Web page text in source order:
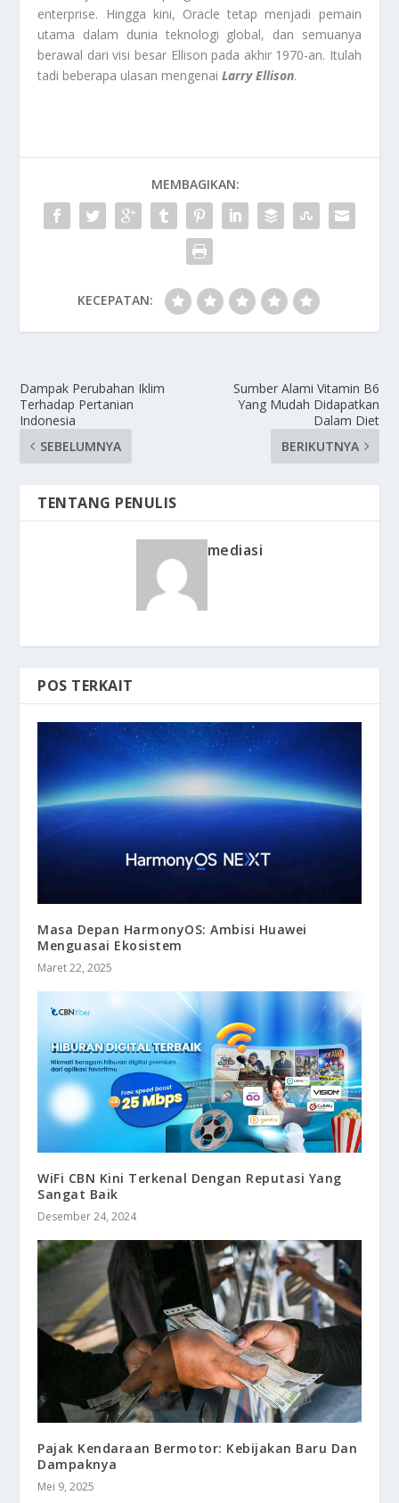
enterprise. Hingga kini, Oracle tetap menjadi pemain
utama dalam dunia teknologi global, dan semuanya
berawal dari visi besar Ellison pada akhir 1970-an. Itulah
tadi beberapa ulasan mengenaiLarry Ellison.
MEMBAGIKAN:
KECEPATAN:
Dampak Perubahan Iklim
Terhadap Pertanian
Indonesia
SEBELUMNYA
Sumber Alami Vitamin B6
Yang Mudah Didapatkan
Dalam Diet
BERIKUTNYA
TENTANG PENULIS
mediasi
POS TERKAIT
Masa Depan HarmonyOS: Ambisi Huawei
Menguasai Ekosistem
Maret 22, 2025
WiFi CBN Kini Terkenal Dengan Reputasi Yang
Sangat Baik
Desember 24, 2024
Pajak Kendaraan Bermotor: Kebijakan Baru Dan
Dampaknya
Mei 9, 2025